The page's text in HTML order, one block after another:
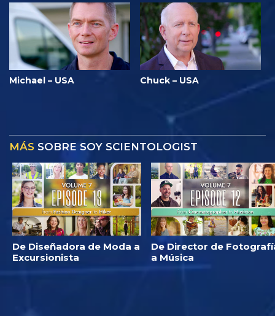
Michael – USA Chuck – USA
MÁS SOBRE SOY SCIENTOLOGIST
De Diseñadora de Moda a
Excursionista
De Director de
a Música